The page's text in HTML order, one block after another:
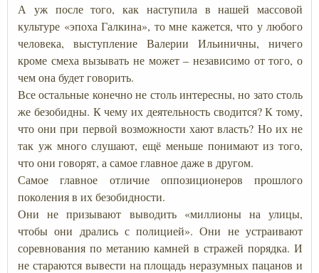
А уж после того, как наступила в нашей массовой
культуре «эпоха Галкина», то мне кажется, что у любого
человека, выступление Валерии Ильиничны, ничего
кроме смеха вызывать не может – независимо от того, о
чем она будет говорить.
Все остальные конечно не столь интересны, но зато столь
же безобидны. К чему их деятельность сводится? К тому,
что они при первой возможности хают власть? Но их не
так уж много слушают, ещё меньше понимают из того,
что они говорят, а самое главное даже в другом.
Самое главное отличие оппозиционеров прошлого
поколения в их безобидности.
Они не призывают выводить «миллионы на улицы,
чтобы они дрались с полицией». Они не устраивают
соревнования по метанию камней в стражей порядка. И
не стараются вывести на площадь неразумных пацанов и